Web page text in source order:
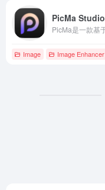
PicMa Studio
Image Image Enhancer